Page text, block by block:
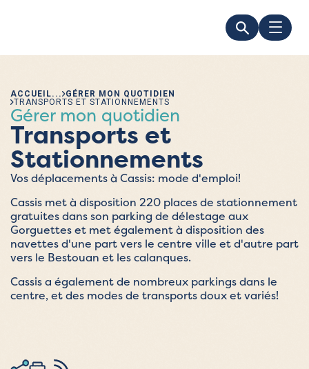
ACCUEIL
GÉRER MON QUOTIDIEN
TRANSPORTS ET STATIONNEMENTS
Transports et
Stationnements
Gérer mon quotidien
Vos déplacements à Cassis: mode d'emploi!
Cassis met à disposition 220 places de stationnement
gratuites dans son parking de délestage aux
Gorguettes et met également à disposition des
navettes d'une part vers le centre ville et d'autre part
vers le Bestouan et les calanques.
Cassis a également de nombreux parkings dans le
centre, et des modes de transports doux et variés!